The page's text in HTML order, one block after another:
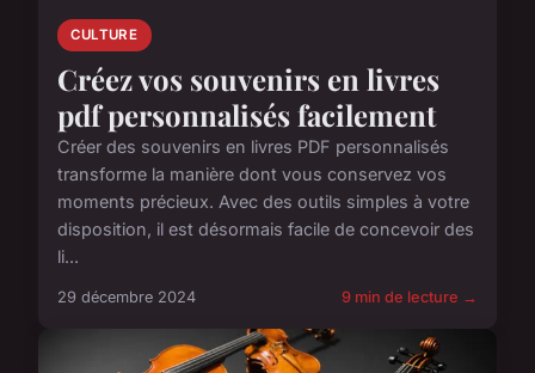
CULTURE
Créez vos souvenirs en livres
pdf personnalisés facilement
Créer des souvenirs en livres PDF personnalisés
transforme la manière dont vous conservez vos
moments précieux. Avec des outils simples à votre
disposition, il est désormais facile de concevoir des
li...
29 décembre 2024 9 min de lecture →